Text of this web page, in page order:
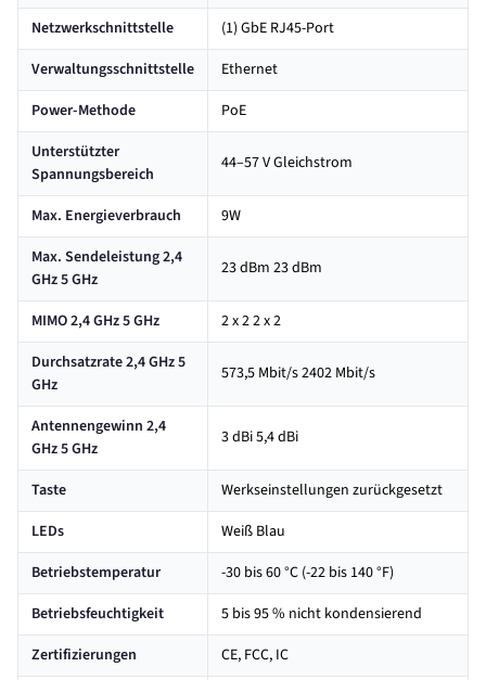
Netzwerkschnittstelle
(1) GbE RJ45-Port
Verwaltungsschnittstelle
Ethernet
Power-Methode
PoE
Unterstützter
Spannungsbereich
44–57 V Gleichstrom
Max. Energieverbrauch
9W
Max. Sendeleistung 2,4
GHz 5 GHz
23 dBm 23 dBm
MIMO 2,4 GHz 5 GHz
2 x 2 2 x 2
Durchsatzrate 2,4 GHz 5
GHz
573,5 Mbit/s 2402 Mbit/s
Antennengewinn 2,4
GHz 5 GHz
3 dBi 5,4 dBi
Taste
Werkseinstellungen zurückgesetzt
LEDs
Weiß Blau
Betriebstemperatur
-30 bis 60 °C (-22 bis 140 °F)
Betriebsfeuchtigkeit
5 bis 95 % nicht kondensierend
Zertifizierungen
CE, FCC, IC